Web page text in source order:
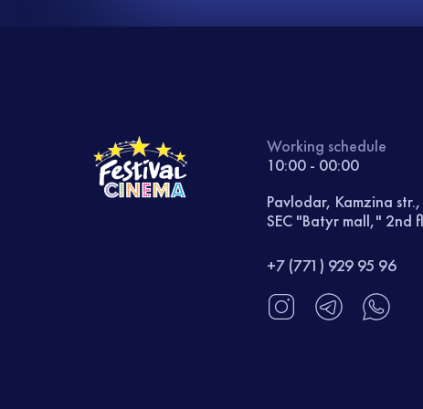
Working schedule
10:00 - 00:00
Pavlodar, Kamzina
SEC "Batyr mall," 2nd
+7 (771) 929 95 96